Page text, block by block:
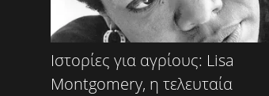
Ιστορίες για αγρίους: Lisa
Montgomery, η τελευταία